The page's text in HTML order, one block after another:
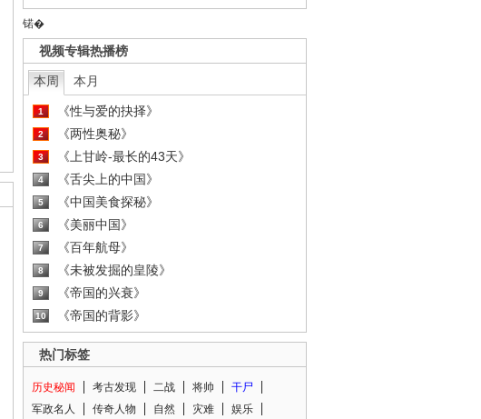
锘�
视频专辑热播榜
本周 本月
1 《性与爱的抉择》
2 《两性奥秘》
3 《上甘岭-最长的43天》
4 《舌尖上的中国》
5 《中国美食探秘》
6 《美丽中国》
7 《百年航母》
8 《未被发掘的皇陵》
9 《帝国的兴衰》
10 《帝国的背影》
热门标签
历史秘闻 考古发现 二战 将帅
干尸
军政名人
传奇人物 自然 灾难
娱乐